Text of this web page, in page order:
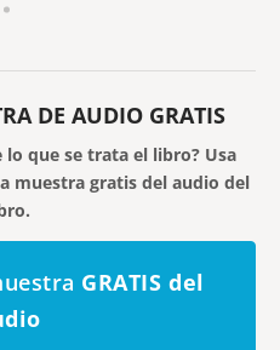
DE AUDIO GRATIS
que se trata el libro? Usa
muestra gratis del audio del
GRATIS del